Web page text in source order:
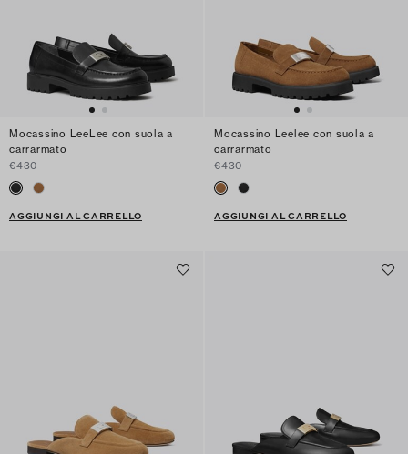
Mocassino LeeLee con suola a
carrarmato
€430
AGGIUNGI AL CARRELLO
Mocassino Leelee con suola a
carrarmato
€430
AGGIUNGI AL CARRELLO